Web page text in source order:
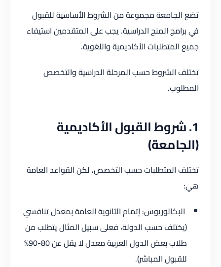
تضع الجامعة مجموعة من الشروط الأساسية للقبول
في برامج المنح الدراسية. يجب على المتقدمين استيفاء
جميع المتطلبات الأكاديمية واللغوية.
تختلف الشروط حسب المرحلة الدراسية والتخصص
المطلوب.
1. شروط القبول الأكاديمية
(الجامعة)
تختلف المتطلبات حسب التخصص، لكن القواعد العامة
هي:
البكالوريوس: إتمام الثانوية العامة بمعدل تنافسي
(يختلف حسب الدولة، فعلى سبيل المثال يتطلب من
طلاب بعض الدول العربية معدل لا يقل عن 80-90%
للقبول المباشر).